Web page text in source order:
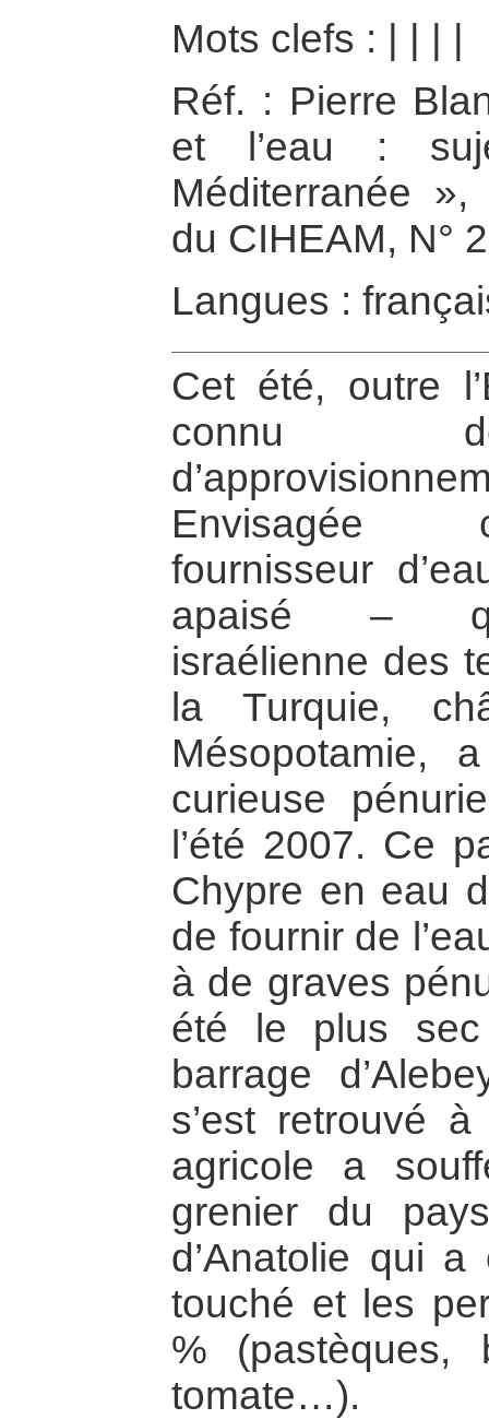
Mots clefs :
Réf. : Pierre
et l’eau :
Méditerranée
du CIHEAM, N°
Langues :
Cet été, outre
connu
Envisagée
fournisseur
apaisé –
israélienne des
la Turquie,
Mésopotamie,
curieuse
l’été 2007. Ce
Chypre en eau
de fournir de
à de graves
été le plus
barrage
s’est retrouvé
agricole a
grenier du
d’Anatolie qui
touché et les
% (pastèques,
tomate…).